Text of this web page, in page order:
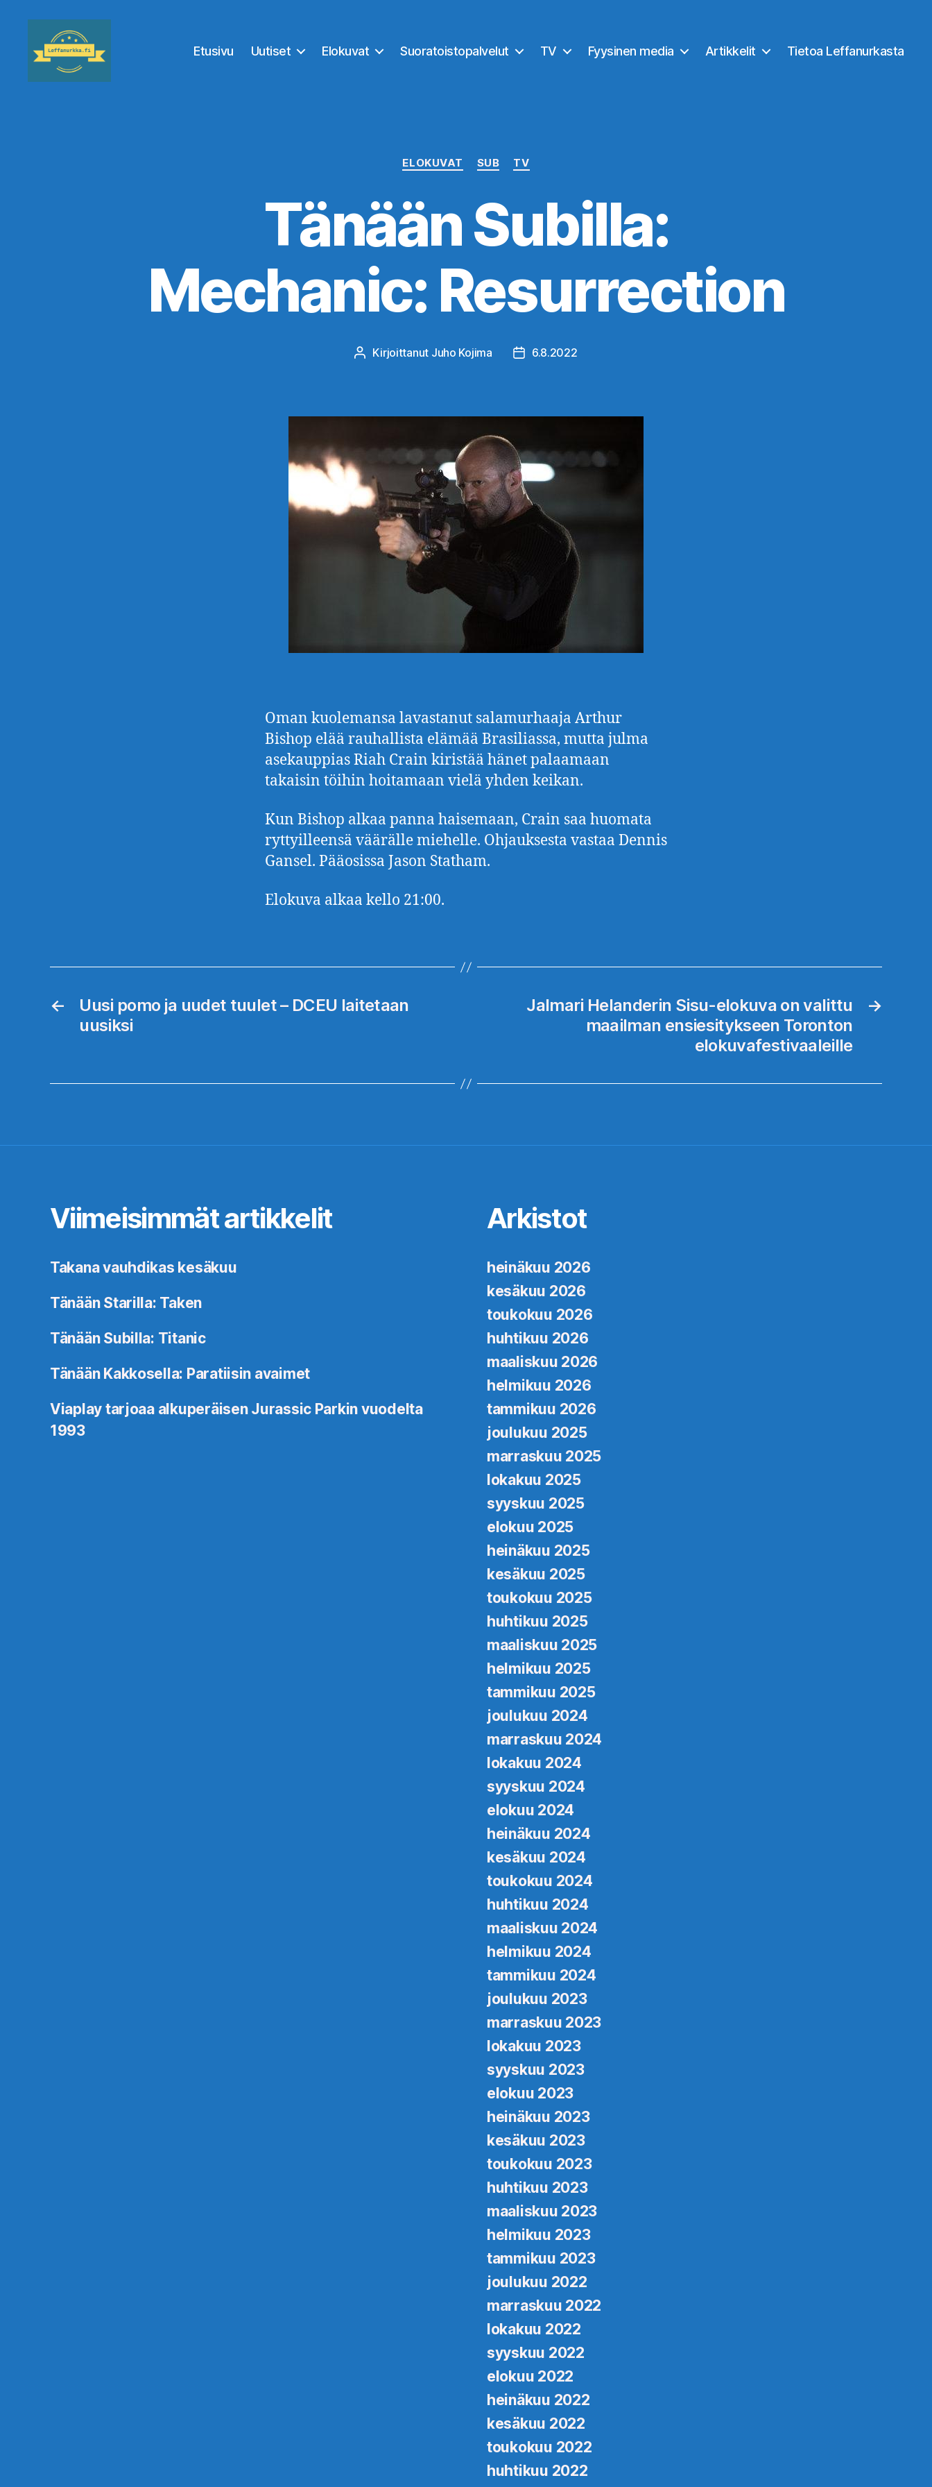
Etusivu Uutiset Elokuvat Suoratoistopalvelut TV Fyysinen media Artikkelit Tietoa Leffanurkasta
Kategoriat
ELOKUVAT SUB TV
Tänään Subilla:
Mechanic: Resurrection
Kirjoittaja
Kirjoittanut Juho Kojima Julkaisupäivämäärä
6.8.2022
Oman kuolemansa lavastanut salamurhaaja Arthur
Bishop elää rauhallista elämää Brasiliassa, mutta julma
asekauppias Riah Crain kiristää hänet palaamaan
takaisin töihin hoitamaan vielä yhden keikan.
Kun Bishop alkaa panna haisemaan, Crain saa huomata
ryttyilleensä väärälle miehelle. Ohjauksesta vastaa Dennis
Gansel. Pääosissa Jason Statham.
Elokuva alkaa kello 21:00.
←
Uusi pomo ja uudet tuulet – DCEU laitetaan
uusiksi
→
Jalmari Helanderin Sisu-elokuva on valittu
maailman ensiesitykseen Toronton
elokuvafestivaaleille
Viimeisimmät artikkelit
Takana vauhdikas kesäkuu
Tänään Starilla: Taken
Tänään Subilla: Titanic
Tänään Kakkosella: Paratiisin avaimet
Viaplay tarjoaa alkuperäisen Jurassic Parkin vuodelta
1993
Arkistot
heinäkuu 2026
kesäkuu 2026
toukokuu 2026
huhtikuu 2026
maaliskuu 2026
helmikuu 2026
tammikuu 2026
joulukuu 2025
marraskuu 2025
lokakuu 2025
syyskuu 2025
elokuu 2025
heinäkuu 2025
kesäkuu 2025
toukokuu 2025
huhtikuu 2025
maaliskuu 2025
helmikuu 2025
tammikuu 2025
joulukuu 2024
marraskuu 2024
lokakuu 2024
syyskuu 2024
elokuu 2024
heinäkuu 2024
kesäkuu 2024
toukokuu 2024
huhtikuu 2024
maaliskuu 2024
helmikuu 2024
tammikuu 2024
joulukuu 2023
marraskuu 2023
lokakuu 2023
syyskuu 2023
elokuu 2023
heinäkuu 2023
kesäkuu 2023
toukokuu 2023
huhtikuu 2023
maaliskuu 2023
helmikuu 2023
tammikuu 2023
joulukuu 2022
marraskuu 2022
lokakuu 2022
syyskuu 2022
elokuu 2022
heinäkuu 2022
kesäkuu 2022
toukokuu 2022
huhtikuu 2022